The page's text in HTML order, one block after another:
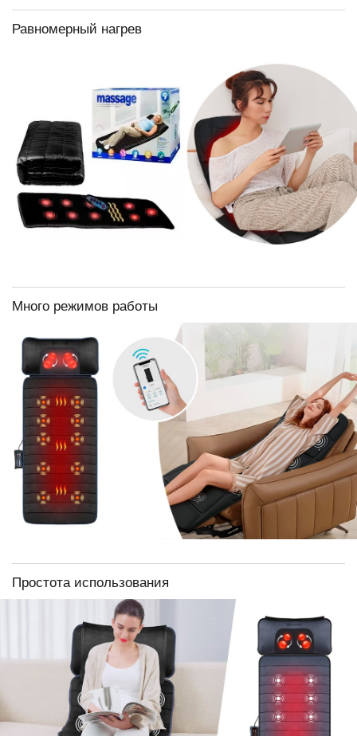
Равномерный нагрев
Много режимов работы
Простота использования